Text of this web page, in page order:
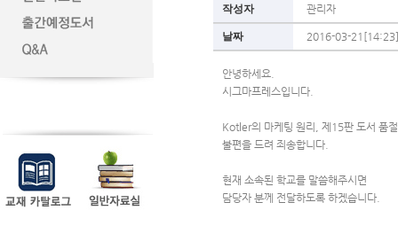
작성자 관리자
날짜 2016-03-21[14:23]
안녕하세요.
시그마프레스입니다.
Kotler의 마케팅 원리, 제15판 도서 품
불편을 드려 죄송합니다.
현재 소속된 학교를 말씀해주시면
담당자 분께 전달하도록 하겠습니다.